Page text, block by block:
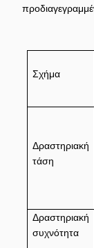
Σχήμα
Δραστηριακή
τάση
Δραστηριακή
συχνότητα